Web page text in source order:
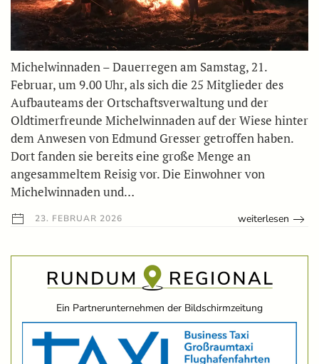
Michelwinnaden – Dauerregen am Samstag, 21.
Februar, um 9.00 Uhr, als sich die 25 Mitglieder des
Aufbauteams der Ortschaftsverwaltung und der
Oldtimerfreunde Michelwinnaden auf der Wiese hinter
dem Anwesen von Edmund Gresser getroffen haben.
Dort fanden sie bereits eine große Menge an
angesammeltem Reisig vor. Die Einwohner von
Michelwinnaden und…
23. FEBRUAR 2026 weiterlesen
Ein Partnerunternehmen der Bildschirmzeitung